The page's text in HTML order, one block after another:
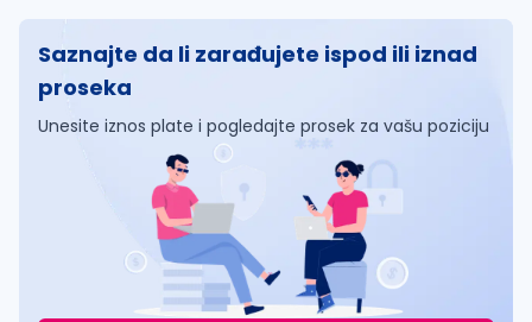
Saznajte da li zarađujete ispod ili iznad
proseka
Unesite iznos plate i pogledajte prosek za vašu poziciju